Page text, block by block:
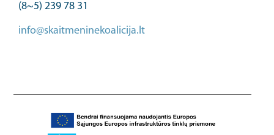
(8~5) 239 78 31
info@skaitmeninekoalicija.lt